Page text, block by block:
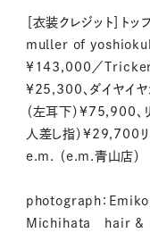
［衣装クレジット］
muller of yoshiokubo
¥143,000／Tricker’s
¥25,300、ダイヤイヤ
（左耳下）¥75,900、
人差し指）¥29,700
e.m. （e.m.青山店）
photograph：
Michihata hair &